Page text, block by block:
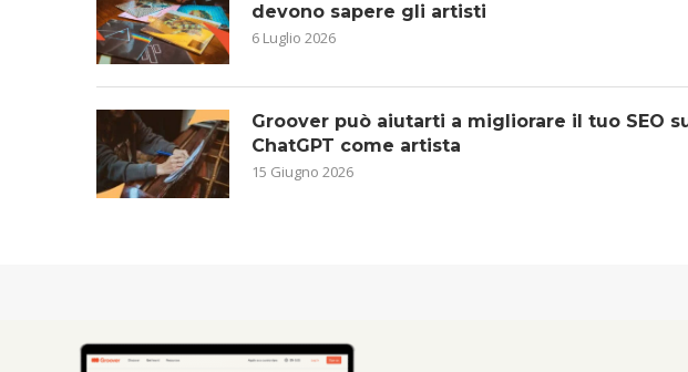
devono sapere gli artisti
6 Luglio 2026
Groover può aiutarti a migliorare il tuo SEO
ChatGPT come artista
15 Giugno 2026